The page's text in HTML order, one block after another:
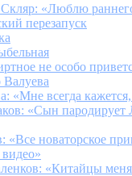
«Люблю
перезапуск
не особо
«Мне всегда
«Сын пародирует
«Все новаторское
«Китайцы меня